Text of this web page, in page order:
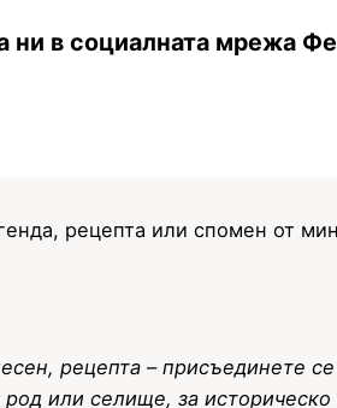
ни в социалната мрежа
рецепта или спомен от
рецепта – присъединете
или селище, за историческо